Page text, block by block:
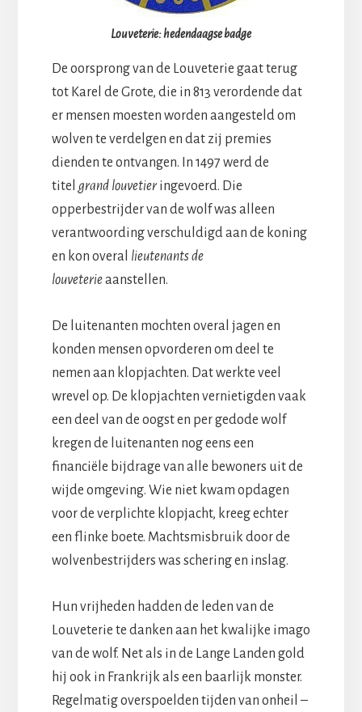
Louveterie: hedendaagse badge
De oorsprong van de Louveterie gaat terug
tot Karel de Grote, die in 813 verordende dat
er mensen moesten worden aangesteld om
wolven te verdelgen en dat zij premies
dienden te ontvangen. In 1497 werd de
titel grand louvetieringevoerd. Die
opperbestrijder van de wolf was alleen
verantwoording verschuldigd aan de koning
en kon overal lieutenants de
louveterieaanstellen.
De luitenanten mochten overal jagen en
konden mensen opvorderen om deel te
nemen aan klopjachten. Dat werkte veel
wrevel op. De klopjachten vernietigden vaak
een deel van de oogst en per gedode wolf
kregen de luitenanten nog eens een
financiële bijdrage van alle bewoners uit de
wijde omgeving. Wie niet kwam opdagen
voor de verplichte klopjacht, kreeg echter
een flinke boete. Machtsmisbruik door de
wolvenbestrijders was schering en inslag.
Hun vrijheden hadden de leden van de
Louveterie te danken aan het kwalijke imago
van de wolf. Net als in de Lange Landen gold
hij ook in Frankrijk als een baarlijk monster.
Regelmatig overspoelden tijden van onheil –